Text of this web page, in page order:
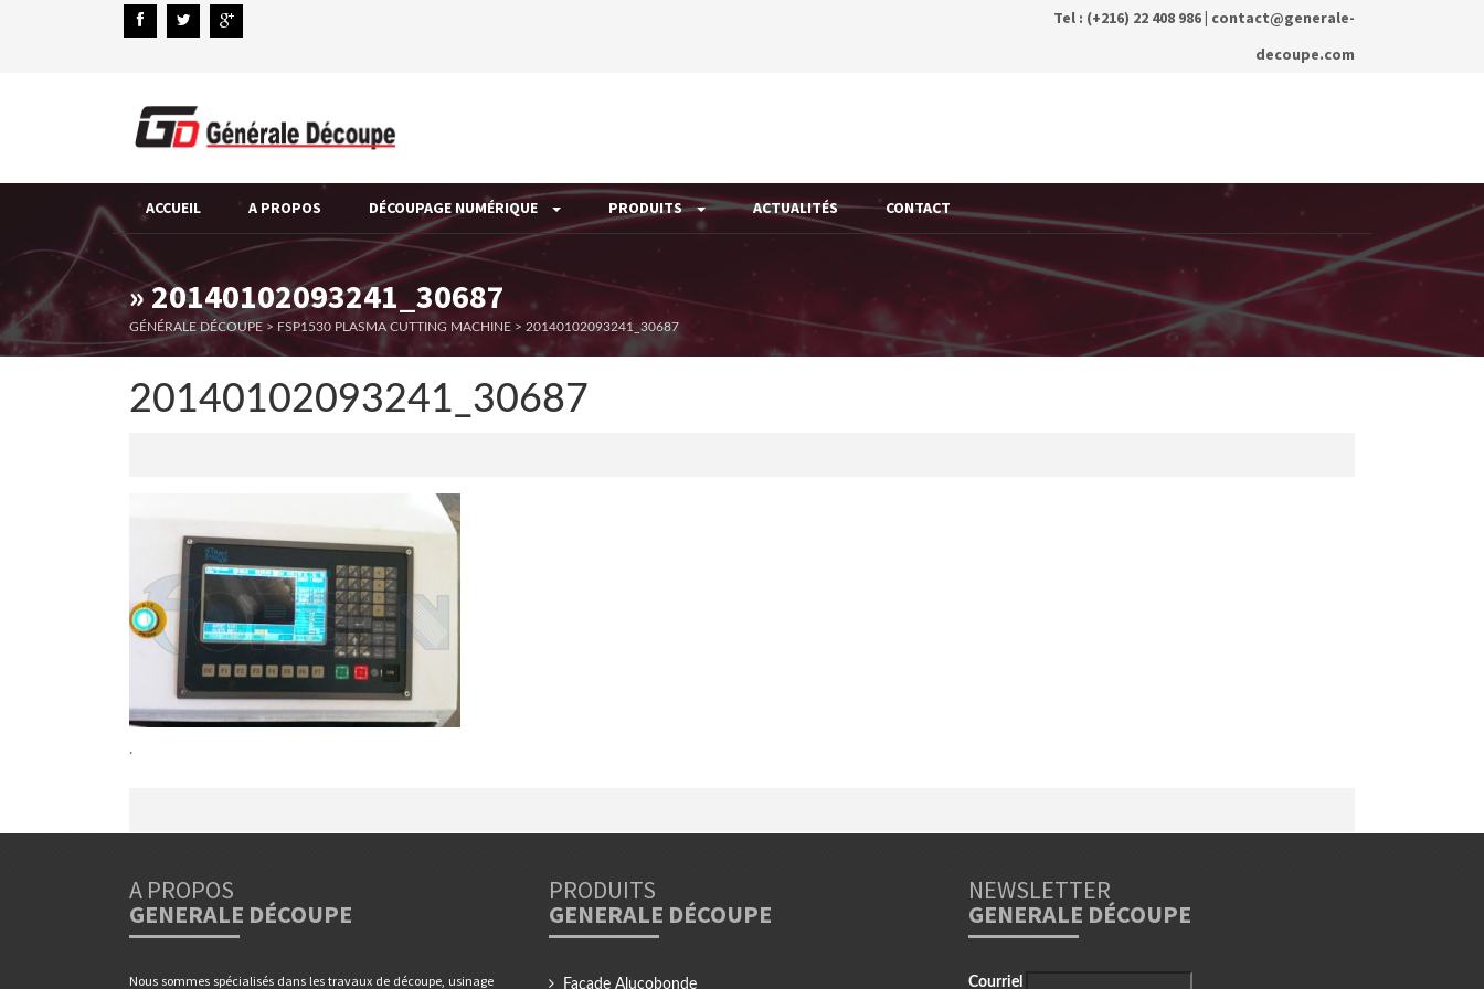
Tel : (+216) 22 408 986 | contact@generale-
decoupe.com
ACCUEIL A PROPOS DÉCOUPAGE NUMÉRIQUE PRODUITS ACTUALITÉS CONTACT
» 20140102093241_30687
GÉNÉRALE DÉCOUPE > FSP1530 PLASMA CUTTING MACHINE > 20140102093241_30687
20140102093241_30687
.
A PROPOS
GENERALE DÉCOUPE
Nous sommes spécialisés dans les travaux de découpe, usinage
PRODUITS
GENERALE DÉCOUPE
Façade Alucobonde
NEWSLETTER
GENERALE DÉCOUPE
Courriel